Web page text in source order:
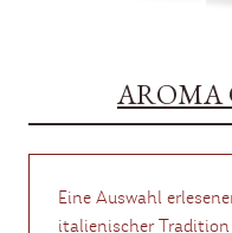
AROMA
Eine Auswahl
italienischer Tradition